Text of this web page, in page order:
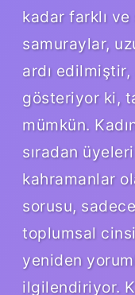
kadar farklı ve
samuraylar,
ardı
gösteriyor ki,
mümkün.
sıradan
kahramanlar
sorusu,
toplumsal
yeniden
ilgilendiriyor.